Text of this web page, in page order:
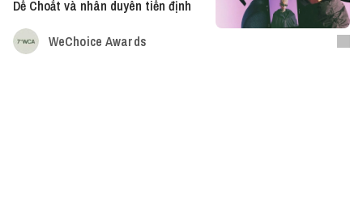
Dế Choắt và nhân duyên tiền định
WeChoice Awards